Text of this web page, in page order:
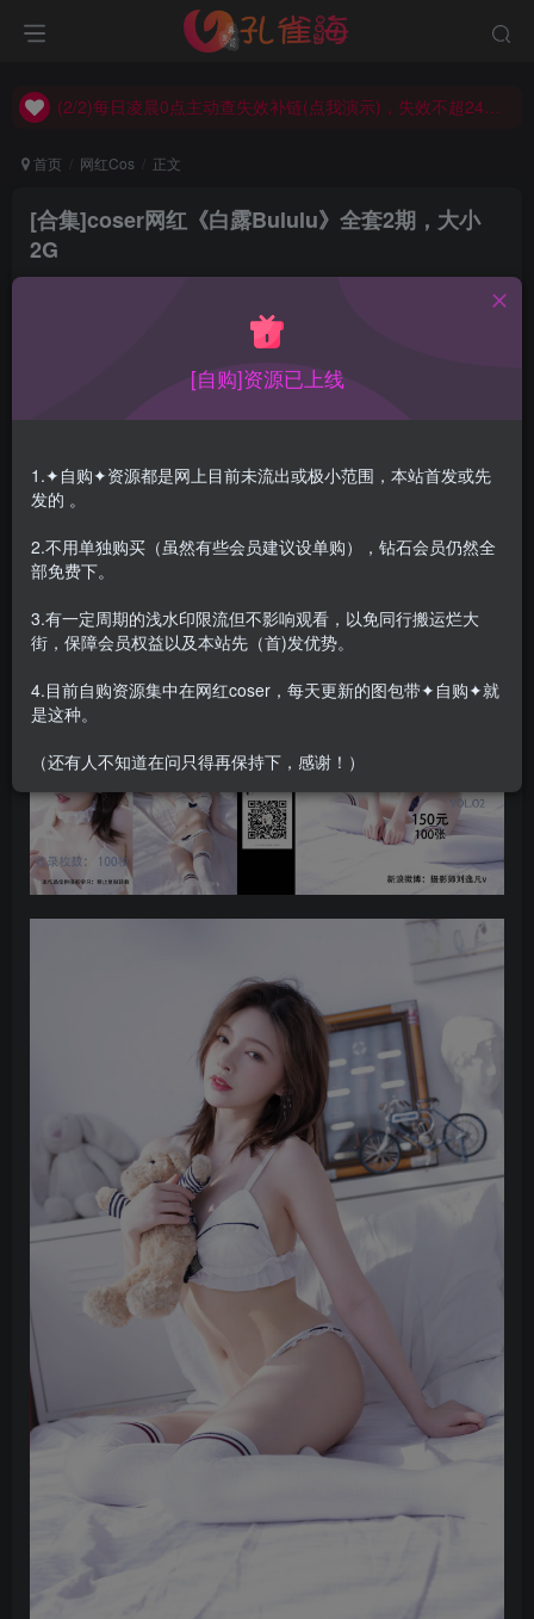
(2/2)每日凌晨0点主动查失效补链(点我演示)，失效不超24小时，
(2/2)每日凌晨0点主动查失效补链(点我演示)，失效不超24小时，
首页 网红Cos 正文
[合集]coser网红《白露Bululu》全套2期，大小
2G
关注
合集目录在预览图下面(V:视频)
白露Bululu Vol.02 恋人 [100P-1GB]
白露Bululu Vol.01 家庭の看護婦 [97P-1GB]
[自购]资源已上线
1.✦自购✦资源都是网上目前未流出或极小范围，本站首发或先
发的 。
2.不用单独购买（虽然有些会员建议设单购），钻石会员仍然全
部免费下。
3.有一定周期的浅水印限流但不影响观看，以免同行搬运烂大
街，保障会员权益以及本站先（首)发优势。
4.目前自购资源集中在网红coser，每天更新的图包带✦自购✦就
是这种。
（还有人不知道在问只得再保持下，感谢！）